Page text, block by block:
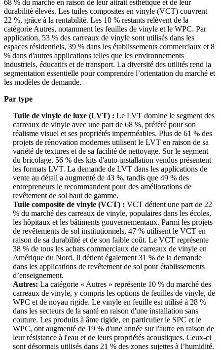
68 % du marché en raison de leur attrait esthétique et de leur
durabilité élevés. Les tuiles composites en vinyle (VCT) couvrent
22 %, grâce à la rentabilité. Les 10 % restants relèvent de la
catégorie Autres, notamment les feuilles de vinyle et le WPC. Par
application, 53 % des carreaux de vinyle sont utilisés dans les
espaces résidentiels, 39 % dans les établissements commerciaux et 8
% dans d'autres applications telles que les environnements
industriels, éducatifs et de transport. La diversité des utilités rend la
segmentation essentielle pour comprendre l’orientation du marché et
les modèles de demande.
Par type
Tuile de vinyle de luxe (LVT) : Le LVT domine le segment des
carreaux de vinyle avec une part de 68 %, préféré pour son
réalisme visuel et ses propriétés imperméables. Plus de 61 % des
projets de rénovation modernes utilisent le LVT en raison de sa
variété de textures et de sa facilité de nettoyage. Sur le segment
du bricolage, 56 % des kits d'auto-installation vendus présentent
les formats LVT. La demande de LVT dans les applications de
vente au détail a augmenté de 43 %, tandis que 49 % des
entrepreneurs le recommandent pour des améliorations de
revêtement de sol haut de gamme.
Tuile composite de vinyle (VCT) : VCT détient une part de 22
% du marché des carreaux de vinyle, populaires dans les écoles,
les hôpitaux et les bâtiments gouvernementaux. Parmi les projets
de revêtements de sol institutionnels, 47 % utilisent le VCT en
raison de sa durabilité et de son faible coût. Le VCT représente
38 % de tous les achats commerciaux de carreaux de vinyle en
Amérique du Nord. Il détient également 31 % de la demande
dans les applications de revêtement de sol pour établissements
d’enseignement.
Autres: La catégorie « Autres » représente 10 % du marché des
carreaux de vinyle, y compris les options de feuilles de vinyle, de
WPC et de noyau rigide. Le vinyle en feuille est utilisé à 28 %
dans les secteurs de la santé en raison d'une installation sans
couture. Les produits à âme rigide, en particulier le SPC et le
WPC, ont augmenté de 19 % d'une année sur l'autre en raison de
leur résistance à l'eau et de leurs propriétés acoustiques. Ceux-ci
sont désormais utilisés dans 21 % des zones sujettes à l’humidité.